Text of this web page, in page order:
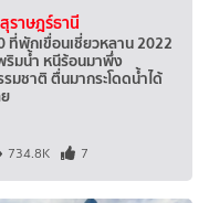
ราษฎร์ธานี
ที่พักเขื่อนเชี่ยวหลาน 2022
ริมน้ำ หนีร้อนมาพึ่ง
มชาติ ตื่นมากระโดดน้ำได้
734.8K 7